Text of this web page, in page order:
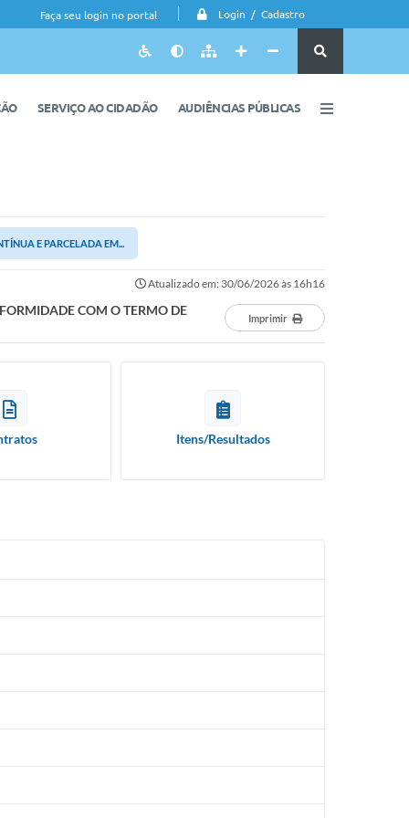
Faça seu login no portal Login / Cadastro
SERVIÇO AO CIDADÃO AUDIÊNCIAS PÚBLICAS
E PARCELADA EM...
Atualizado em: 30/06/2026 às 16h16
COM O TERMO DE
Imprimir
Itens/Resultados